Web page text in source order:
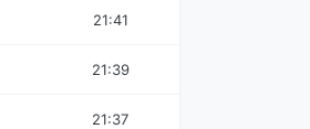
21:41
21:39
21:37